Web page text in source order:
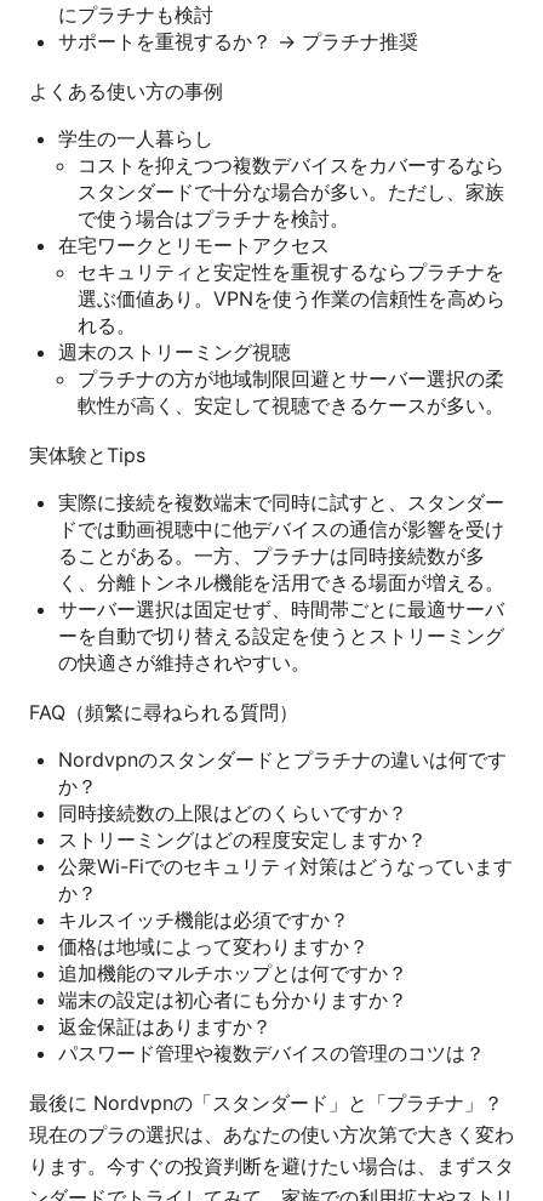
にプラチナも検討
サポートを重視するか？ → プラチナ推奨
よくある使い方の事例
学生の一人暮らし
コストを抑えつつ複数デバイスをカバーするなら
スタンダードで十分な場合が多い。ただし、家族
で使う場合はプラチナを検討。
在宅ワークとリモートアクセス
セキュリティと安定性を重視するならプラチナを
選ぶ価値あり。VPNを使う作業の信頼性を高めら
れる。
週末のストリーミング視聴
プラチナの方が地域制限回避とサーバー選択の柔
軟性が高く、安定して視聴できるケースが多い。
実体験とTips
実際に接続を複数端末で同時に試すと、スタンダー
ドでは動画視聴中に他デバイスの通信が影響を受け
ることがある。一方、プラチナは同時接続数が多
く、分離トンネル機能を活用できる場面が増える。
サーバー選択は固定せず、時間帯ごとに最適サーバ
ーを自動で切り替える設定を使うとストリーミング
の快適さが維持されやすい。
FAQ（頻繁に尋ねられる質問）
Nordvpnのスタンダードとプラチナの違いは何です
か？
同時接続数の上限はどのくらいですか？
ストリーミングはどの程度安定しますか？
公衆Wi-Fiでのセキュリティ対策はどうなっています
か？
キルスイッチ機能は必須ですか？
価格は地域によって変わりますか？
追加機能のマルチホップとは何ですか？
端末の設定は初心者にも分かりますか？
返金保証はありますか？
パスワード管理や複数デバイスの管理のコツは？
最後に Nordvpnの「スタンダード」と「プラチナ」？
現在のプラの選択は、あなたの使い方次第で大きく変わ
ります。今すぐの投資判断を避けたい場合は、まずスタ